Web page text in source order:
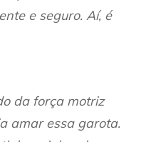
e seguro. Aí, é
da força motriz
amar essa garota.